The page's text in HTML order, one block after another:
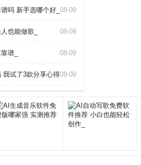
吗 新手选哪个好_ 08-09
也能做歌_ 08-09
谱_ 08-09
我试了3款分享心得_08-09